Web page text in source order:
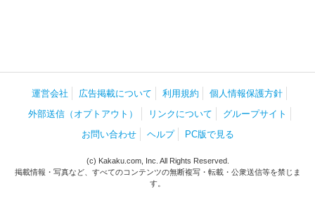
運営会社 広告掲載について 利用規約
個人情報保護方針
外部送信（オプトアウト）
リンクについて
グループサイト
お問い合わせ
ヘルプ PC版で見る
(c) Kakaku.com, Inc. All Rights Reserved.
掲載情報・写真など、すべてのコンテンツの無断複写・転載・公衆送信等を禁じま
す。